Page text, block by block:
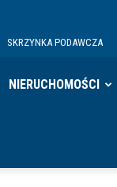
SKRZYNKA PODAWCZA
NIERUCHOMOŚCI